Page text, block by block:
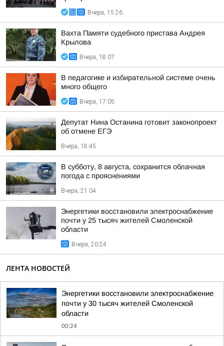
Вчера, 15:26
Вахта Памяти судебного пристава Андрея
Крылова
Вчера, 18:07
В педагогике и избирательной системе очень
много общего
Вчера, 17:05
Депутат Нина Останина готовит законопроект
об отмене ЕГЭ
Вчера, 18:45
В субботу, 8 августа, сохранится облачная
погода с прояснениями
Вчера, 21:04
Энергетики восстановили электроснабжение
почти у 25 тысяч жителей Смоленской
области
Вчера, 20:24
ЛЕНТА НОВОСТЕЙ
Энергетики восстановили электроснабжение
почти у 30 тысяч жителей Смоленской
области
00:24